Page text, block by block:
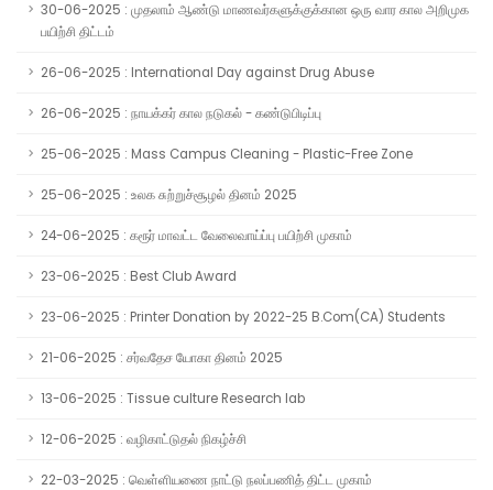
30-06-2025 : முதலாம் ஆண்டு மாணவர்களுக்குக்கான ஒரு வார கால அறிமுக
பயிற்சி திட்டம்
26-06-2025 : International Day against Drug Abuse
26-06-2025 : நாயக்கர் கால நடுகல் - கண்டுபிடிப்பு
25-06-2025 : Mass Campus Cleaning - Plastic-Free Zone
25-06-2025 : உலக சுற்றுச்சூழல் தினம் 2025
24-06-2025 : கரூர் மாவட்ட வேலைவாய்ப்பு பயிற்சி முகாம்
23-06-2025 : Best Club Award
23-06-2025 : Printer Donation by 2022-25 B.Com(CA) Students
21-06-2025 : சர்வதேச யோகா தினம் 2025
13-06-2025 : Tissue culture Research lab
12-06-2025 : வழிகாட்டுதல் நிகழ்ச்சி
22-03-2025 : வெள்ளியணை நாட்டு நலப்பணித் திட்ட முகாம்